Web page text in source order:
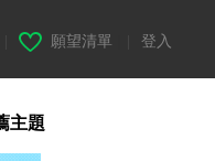
願望清單 登入
主題